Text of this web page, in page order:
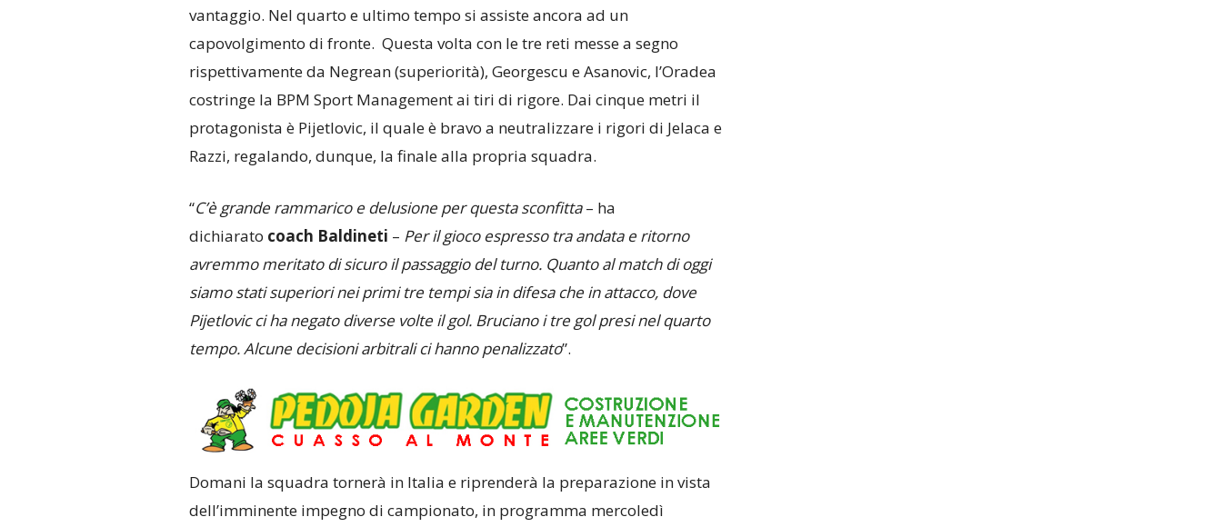
vantaggio. Nel quarto e ultimo tempo si assiste ancora ad un
capovolgimento di fronte. Questa volta con le tre reti messe a segno
rispettivamente da Negrean (superiorità), Georgescu e Asanovic, l’Oradea
costringe la BPM Sport Management ai tiri di rigore. Dai cinque metri il
protagonista è Pijetlovic, il quale è bravo a neutralizzare i rigori di Jelaca e
Razzi, regalando, dunque, la finale alla propria squadra.
“C’è grande rammarico e delusione per questa sconfitta– ha
dichiarato coach Baldineti – Per il gioco espresso tra andata e ritorno
avremmo meritato di sicuro il passaggio del turno. Quanto al match di oggi
siamo stati superiori nei primi tre tempi sia in difesa che in attacco, dove
Pijetlovic ci ha negato diverse volte il gol. Bruciano i tre gol presi nel quarto
tempo. Alcune decisioni arbitrali ci hanno penalizzato”.
Domani la squadra tornerà in Italia e riprenderà la preparazione in vista
dell’imminente impegno di campionato, in programma mercoledì